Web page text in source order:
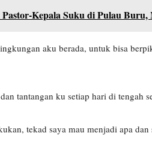
Kepala Suku di Pulau
aku berada, untuk bisa
tantangan ku setiap hari di tengah
tekad saya mau menjadi apa dan